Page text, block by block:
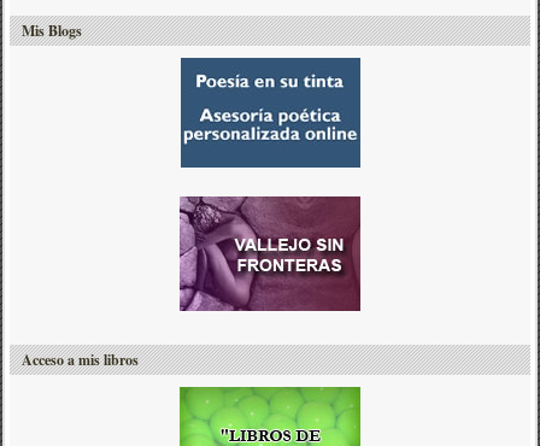
Mis Blogs
Acceso a mis libros